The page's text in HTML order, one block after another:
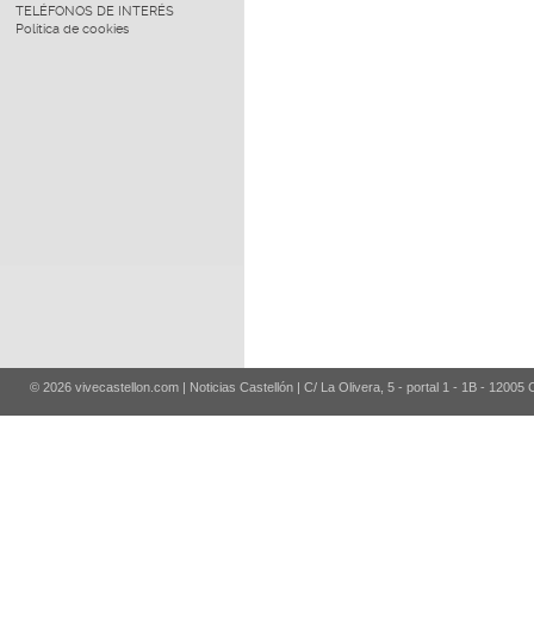
TELÉFONOS DE INTERÉS
Política de cookies
© 2026 vivecastellon.com | Noticias Castellón | C/ La Olivera, 5 - portal 1 - 1B - 12005